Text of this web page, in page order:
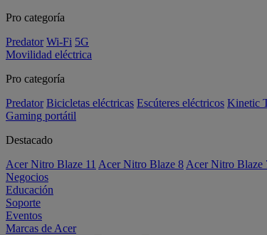
Pro categoría
Predator Wi-Fi 5G
Movilidad eléctrica
Pro categoría
Predator Bicicletas eléctricas Escúteres eléctricos Kinetic
Gaming portátil
Destacado
Acer Nitro Blaze 11 Acer Nitro Blaze 8 Acer Nitro Blaze
Negocios
Educación
Soporte
Eventos
Marcas de Acer